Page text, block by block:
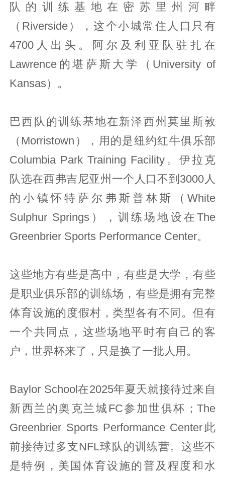
队的训练基地在密苏里州河畔
（Riverside），这个小城常住人口只有
4700人出头。阿尔及利亚队驻扎在
Lawrence的堪萨斯大学（University of
Kansas）。
巴西队的训练基地在新泽西州莫里斯敦
（Morristown），用的是纽约红牛俱乐部
Columbia Park Training Facility。伊拉克
队选在西弗吉尼亚州一个人口不到3000人
的小镇怀特萨尔弗斯普林斯（White
Sulphur Springs），训练场地设在The
Greenbrier Sports Performance Center。
这些地方有些是高中，有些是大学，有些
是职业俱乐部的训练场，有些是拥有完整
体育设施的度假村，类型各有不同。但有
一个共同点，这些场地平时有自己的客
户，世界杯来了，只是换了一批人用。
Baylor School在2025年夏天就接待过来自
新西兰的奥克兰城FC参加世俱杯；The
Greenbrier Sports Performance Center此
前接待过多支NFL球队的训练营。这些不
是特例，美国体育设施的普及程度和水